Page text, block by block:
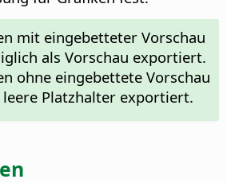
mit eingebetteter Vorschau
als Vorschau exportiert.
ohne eingebettete Vorschau
Platzhalter exportiert.